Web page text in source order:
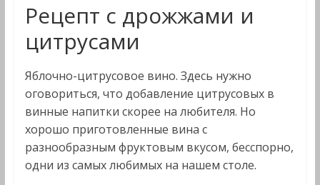
Рецепт с дрожжами и
цитрусами
Яблочно-цитрусовое вино. Здесь нужно
оговориться, что добавление цитрусовых в
винные напитки скорее на любителя. Но
хорошо приготовленные вина с
разнообразным фруктовым вкусом, бесспорно,
одни из самых любимых на нашем столе.